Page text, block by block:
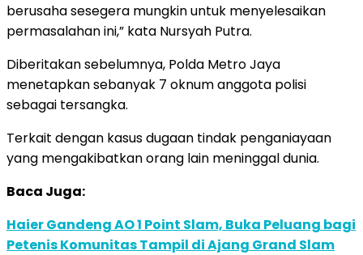
berusaha sesegera mungkin untuk menyelesaikan
permasalahan ini,” kata Nursyah Putra.
Diberitakan sebelumnya, Polda Metro Jaya
menetapkan sebanyak 7 oknum anggota polisi
sebagai tersangka.
Terkait dengan kasus dugaan tindak penganiayaan
yang mengakibatkan orang lain meninggal dunia.
Baca Juga:
Haier Gandeng AO 1 Point Slam, Buka Peluang bagi
Petenis Komunitas Tampil di Ajang Grand Slam